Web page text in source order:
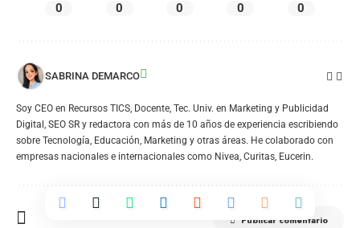
0 0 0 0 0
SABRINA DEMARCO
Soy CEO en Recursos TICS, Docente, Tec. Univ. en Marketing y Publicidad
Digital, SEO SR y redactora con más de 10 años de experiencia escribiendo
sobre Tecnología, Educación, Marketing y otras áreas. He colaborado con
empresas nacionales e internacionales como Nivea, Curitas, Eucerin.
Publicar comentario